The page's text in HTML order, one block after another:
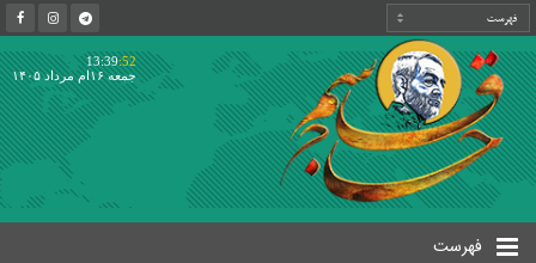
13:39:52
جمعه ۱۶ام مرداد ۱۴۰۵
فهرست